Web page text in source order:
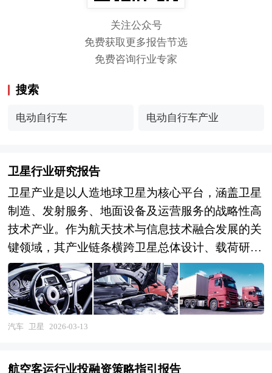
关注公众号
免费获取更多报告节选
免费咨询行业专家
搜索
电动自行车 电动自行车产业
卫星行业研究报告
卫星产业是以人造地球卫星为核心平台，涵盖卫星
制造、发射服务、地面设备及运营服务的战略性高
技术产业。作为航天技术与信息技术融合发展的关
键领域，其产业链条横跨卫星总体设计、载荷研
制、平台制造、火箭发射、测控运营、地面终端、
数据应用及增值服务等多个环节，技术体系涵盖通
信、导航、遥感及空间科学等多元方向，具有显著
的技术壁垒极高、资本投入大、研制周期长、国家
汽车 卫星 2026-03-13
航空客运行业投融资策略指引报告